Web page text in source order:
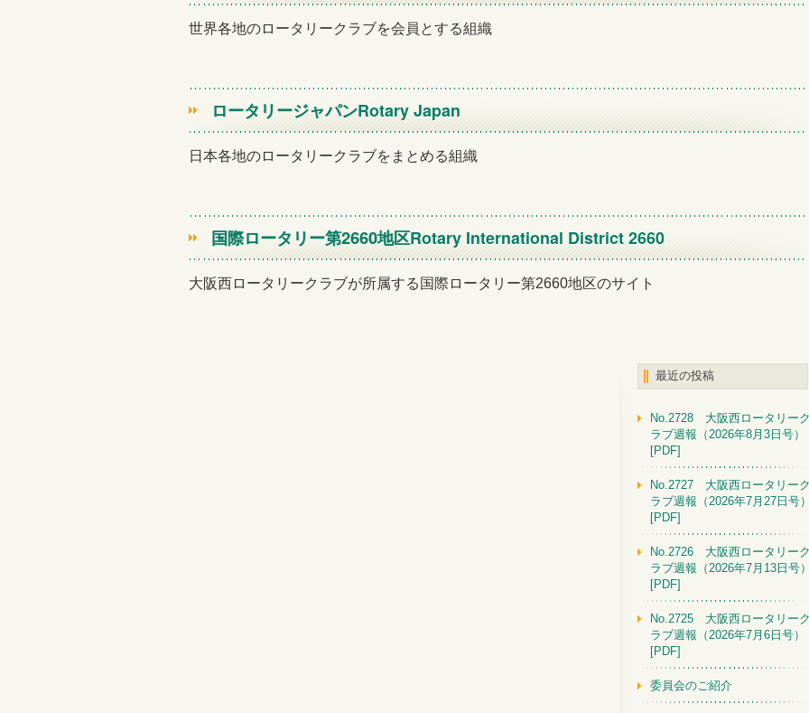
世界各地のロータリークラブを会員とする組織
ロータリージャパンRotary Japan
日本各地のロータリークラブをまとめる組織
国際ロータリー第2660地区Rotary International District 2660
大阪西ロータリークラブが所属する国際ロータリー第2660地区のサイト
最近の投稿
No.2728 大阪西ロータリーク
ラブ週報（2026年8月3日号）
[PDF]
No.2727 大阪西ロータリーク
ラブ週報（2026年7月27日号）
[PDF]
No.2726 大阪西ロータリーク
ラブ週報（2026年7月13日号）
[PDF]
No.2725 大阪西ロータリーク
ラブ週報（2026年7月6日号）
[PDF]
委員会のご紹介